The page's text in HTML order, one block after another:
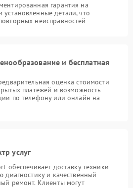
гарантия на
детали, что
неисправностей
и бесплатная
оценка стоимости
платежей и возможность
по телефону или онлайн на
услуг
обеспечивает доставку техники
диагностику и качественный
ремонт. Клиенты могут